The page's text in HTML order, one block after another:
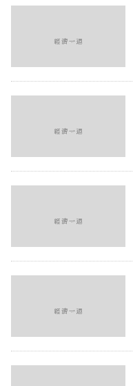
生
欄
區